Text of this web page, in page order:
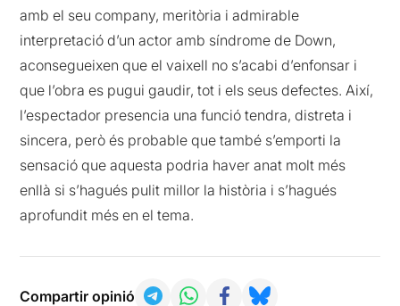
amb el seu company, meritòria i admirable
interpretació d’un actor amb síndrome de Down,
aconsegueixen que el vaixell no s’acabi d’enfonsar i
que l’obra es pugui gaudir, tot i els seus defectes. Així,
l’espectador presencia una funció tendra, distreta i
sincera, però és probable que també s’emporti la
sensació que aquesta podria haver anat molt més
enllà si s’hagués pulit millor la història i s’hagués
aprofundit més en el tema.
Compartir opinió